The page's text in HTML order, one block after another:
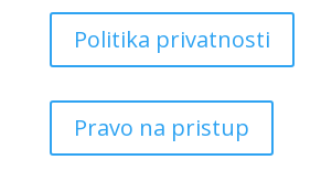
Politika privatnosti
Pravo na pristup